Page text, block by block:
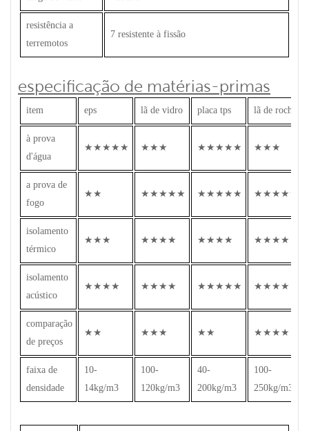
resistência a
terremotos
7 resistente à fissão
especificação de matérias-primas
item eps lã de vidro placa tps lã de rocha
à prova
d'água
★★★★★ ★★★ ★★★★★ ★★★
a prova de
fogo
★★ ★★★★★ ★★★★★ ★★★★★
isolamento
térmico
★★★ ★★★★ ★★★★ ★★★★
isolamento
acústico
★★★★ ★★★★ ★★★★★ ★★★★
comparação
de preços
★★ ★★★ ★★ ★★★★
faixa de
densidade
10-
14kg/m3
100-
120kg/m3
40-
200kg/m3
100-
250kg/m3